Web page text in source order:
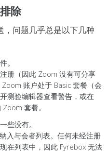
除
，问题几乎总是以下几种
。
册（因此 Zoom 没有可分享
账户处于 Basic 套餐（会
测验编辑器查看警告，或在
套餐。
些没有。
入与会者列表。任何未经注册
在列表中，因此 Fyrebox 无法